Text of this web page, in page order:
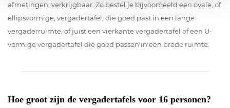
afmetingen, verkrijgbaar. Zo bestel je bijvoorbeeld een ovale, of
ellipsvormige, vergadertafel, die goed past in een lange
vergaderruimte, of juist een vierkante vergadertafel of een U-
vormige vergadertafel die goed passen in een brede ruimte.
Hoe groot zijn de vergadertafels voor 16 personen?